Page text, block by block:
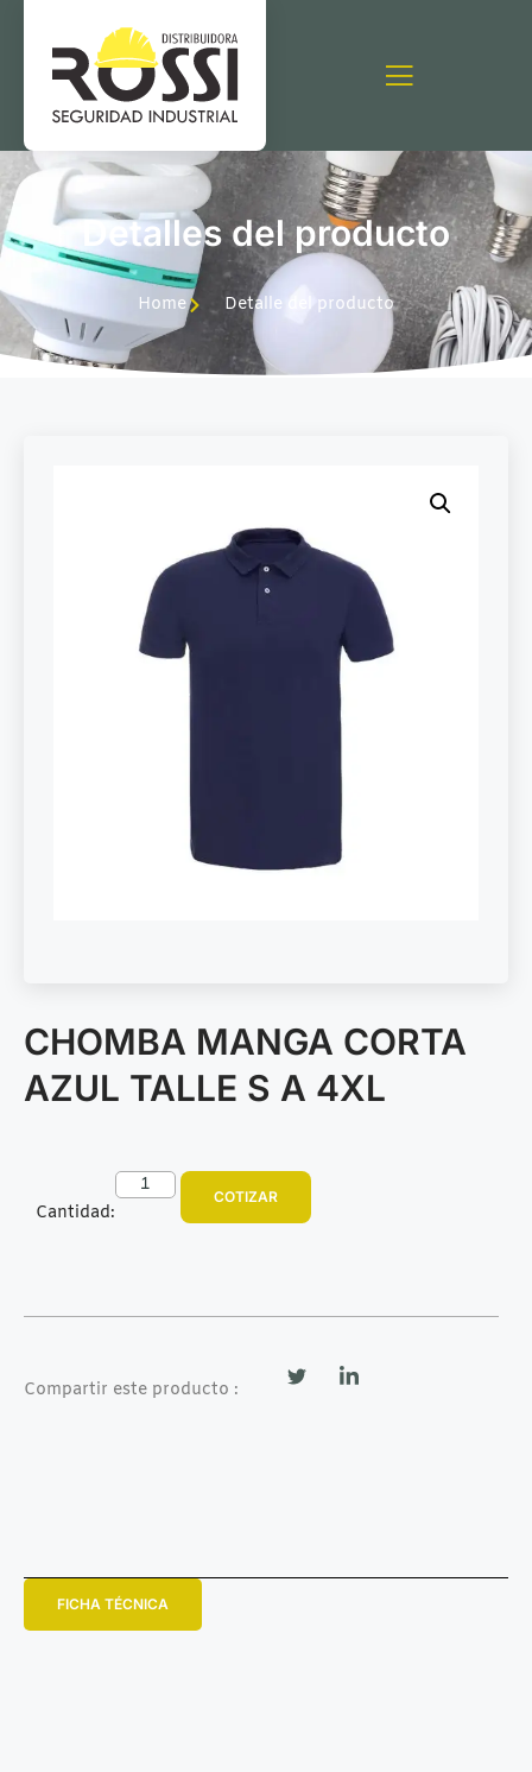
Detalles del producto
Home Detalle del producto
CHOMBA MANGA CORTA
AZUL TALLE S A 4XL
Cantidad:
COTIZAR
Compartir este producto :
FICHA TÉCNICA